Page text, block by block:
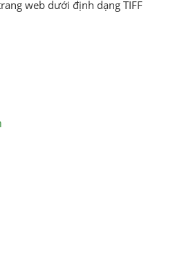
web dưới định dạng TIFF